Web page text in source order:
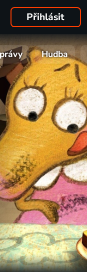
Přihlásit
Hudba